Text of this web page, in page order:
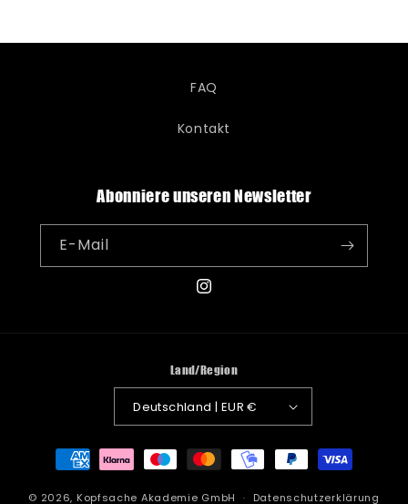
FAQ
Kontakt
Abonniere unseren Newsletter
E-Mail
Instagram
Land/Region
Deutschland | EUR €
Zahlungsmethoden
© 2026, Kopfsache Akademie GmbH Datenschutzerklärung